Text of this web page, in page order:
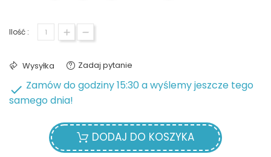
Ilość :
Wysyłka Zadaj pytanie
 Zamów do godziny 15:30 a wyślemy jeszcze tego
samego dnia!
DODAJ DO KOSZYKA